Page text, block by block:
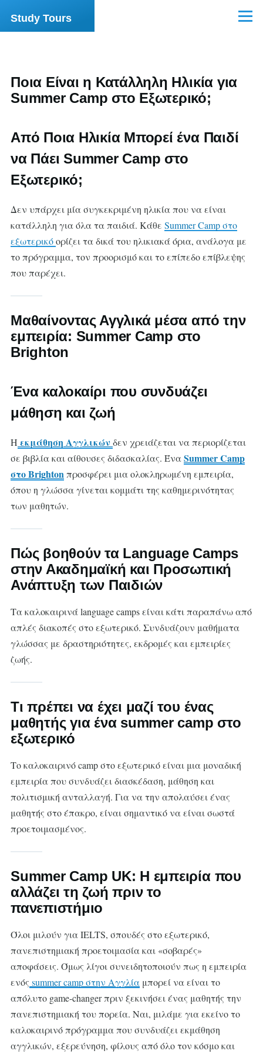
Skip to main content
Study Tours Menu
Ποια Είναι η Κατάλληλη Ηλικία για
Summer Camp στο Εξωτερικό;
Από Ποια Ηλικία Μπορεί ένα Παιδί
να Πάει Summer Camp στο
Εξωτερικό;
Δεν υπάρχει μία συγκεκριμένη ηλικία που να είναι
κατάλληλη για όλα τα παιδιά. Κάθε Summer Camp στο
εξωτερικόορίζει τα δικά του ηλικιακά όρια, ανάλογα με
το πρόγραμμα, τον προορισμό και το επίπεδο επίβλεψης
που παρέχει.
Μαθαίνοντας Αγγλικά μέσα από την
εμπειρία: Summer Camp στο
Brighton
Ένα καλοκαίρι που συνδυάζει
μάθηση και ζωή
Η εκμάθηση Αγγλικώνδεν χρειάζεται να περιορίζεται
σε βιβλία και αίθουσες διδασκαλίας. ΈναSummer Camp
στο Brightonπροσφέρει μια ολοκληρωμένη εμπειρία,
όπου η γλώσσα γίνεται κομμάτι της καθημερινότητας
των μαθητών.
Πώς βοηθούν τα Language Camps
στην Ακαδημαϊκή και Προσωπική
Ανάπτυξη των Παιδιών
Τα καλοκαιρινά language camps είναι κάτι παραπάνω από
απλές διακοπές στο εξωτερικό. Συνδυάζουν μαθήματα
γλώσσας με δραστηριότητες, εκδρομές και εμπειρίες
ζωής.
Τι πρέπει να έχει μαζί του ένας
μαθητής για ένα summer camp στο
εξωτερικό
Το καλοκαιρινό camp στο εξωτερικό είναι μια μοναδική
εμπειρία που συνδυάζει διασκέδαση, μάθηση και
πολιτισμική ανταλλαγή. Για να την απολαύσει ένας
μαθητής στο έπακρο, είναι σημαντικό να είναι σωστά
προετοιμασμένος.
Summer Camp UK: Η εμπειρία που
αλλάζει τη ζωή πριν το
πανεπιστήμιο
Όλοι μιλούν για IELTS, σπουδές στο εξωτερικό,
πανεπιστημιακή προετοιμασία και «σοβαρές»
αποφάσεις. Όμως λίγοι συνειδητοποιούν πως η εμπειρία
ενός summer camp στην Αγγλία μπορεί να είναι το
απόλυτο game-changer πριν ξεκινήσει ένας μαθητής την
πανεπιστημιακή του πορεία. Ναι, μιλάμε για εκείνο το
καλοκαιρινό πρόγραμμα που συνδυάζει εκμάθηση
αγγλικών, εξερεύνηση, φίλους από όλο τον κόσμο και